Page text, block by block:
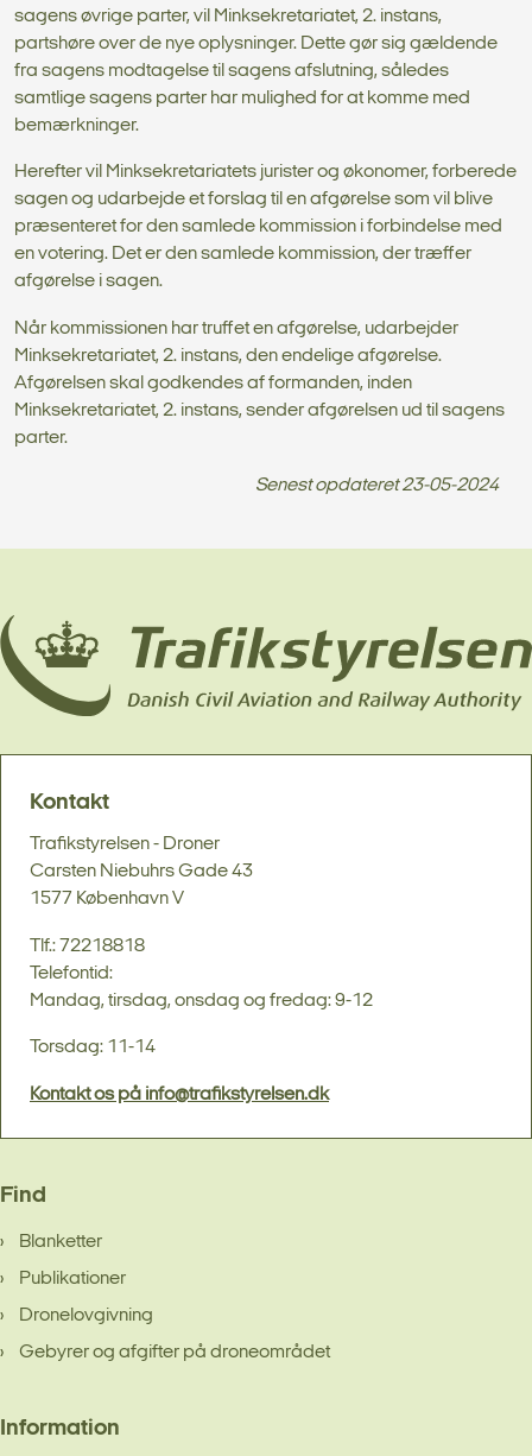
sagens øvrige parter, vil Minksekretariatet, 2. instans,
partshøre over de nye oplysninger. Dette gør sig gældende
fra sagens modtagelse til sagens afslutning, således
samtlige sagens parter har mulighed for at komme med
bemærkninger.
Herefter vil Minksekretariatets jurister og økonomer, forberede
sagen og udarbejde et forslag til en afgørelse som vil blive
præsenteret for den samlede kommission i forbindelse med
en votering. Det er den samlede kommission, der træffer
afgørelse i sagen.
Når kommissionen har truffet en afgørelse, udarbejder
Minksekretariatet, 2. instans, den endelige afgørelse.
Afgørelsen skal godkendes af formanden, inden
Minksekretariatet, 2. instans, sender afgørelsen ud til sagens
parter.
Senest opdateret23-05-2024
Kontakt
Trafikstyrelsen - Droner
Carsten Niebuhrs Gade 43
1577 København V
Tlf.: 72218818
Telefontid:
Mandag, tirsdag, onsdag og fredag: 9-12
Torsdag: 11-14
Kontakt os på info@trafikstyrelsen.dk
Find
Blanketter
Publikationer
Dronelovgivning
Gebyrer og afgifter på droneområdet
Information